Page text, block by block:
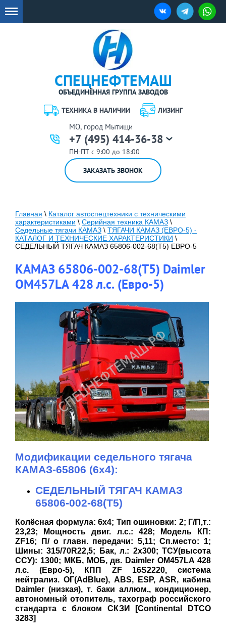
СПЕЦНЕФТЕМАШ
ОБЪЕДИНЁННАЯ ГРУППА ЗАВОДОВ
ТЕХНИКА В НАЛИЧИИ
ЛИЗИНГ
МО, город Мытищи
+7 (495) 414-36-38
ПН-ПТ с 9:00 до 18:00
ЗАКАЗАТЬ ЗВОНОК
Главная \ Каталог автоспецтехники с техническими
характеристиками \ Серийная техника КАМАЗ \
Седельные тягачи КАМАЗ \ ТЯГАЧИ КАМАЗ (ЕВРО-5) -
КАТАЛОГ И ТЕХНИЧЕСКИЕ ХАРАКТЕРИСТИКИ \
СЕДЕЛЬНЫЙ ТЯГАЧ КАМАЗ 65806-002-68(T5) ЕВРО-5
КАМАЗ 65806-002-68(T5) Daimler
OM457LA 428 л.с. (Евро-5)
Модификации седельного тягача
КАМАЗ-65806 (6х4):
СЕДЕЛЬНЫЙ ТЯГАЧ КАМАЗ
65806-002-68(T5)
Колёсная формула: 6х4; Тип ошиновки: 2; Г/П,т.:
23,23; Мощность двиг. л.с.: 428; Модель КП:
ZF16; П/ о главн. передачи: 5,11; Сп.место: 1;
Шины: 315/70R22,5; Бак, л.: 2х300; ТСУ(высота
ССУ): 1300; МКБ, МОБ, дв. Daimler OM457LA 428
л.с. (Евро-5), КПП ZF 16S2220, система
нейтрализ. ОГ(AdBlue), АBS, ESP, ASR, кабина
Daimler (низкая), т. баки аллюм., кондиционер,
автономный отопитель, тахограф российского
стандарта с блоком СКЗИ [Continental DTCO
3283]